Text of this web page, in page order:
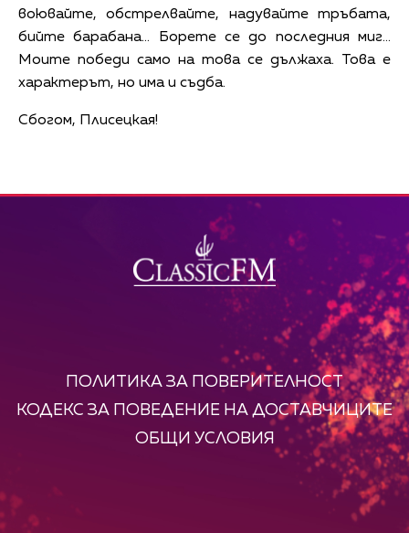
воювайте, обстрелвайте, надувайте тръбата,
бийте барабана... Борете се до последния миг...
Моите победи само на това се дължаха. Това е
характерът, но има и съдба.
Сбогом, Плисецкая!
ПОЛИТИКА ЗА ПОВЕРИТЕЛНОСТ
КОДЕКС ЗА ПОВЕДЕНИЕ НА ДОСТАВЧИЦИТЕ
ОБЩИ УСЛОВИЯ